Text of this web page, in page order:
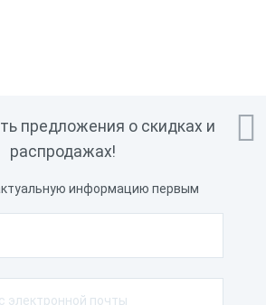

предложения о скидках и
распродажах!
информацию первым